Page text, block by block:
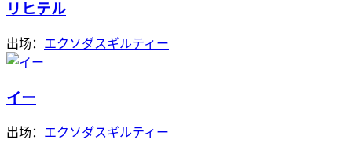
リヒテル
出场： エクソダスギルティー
イー
出场： エクソダスギルティー